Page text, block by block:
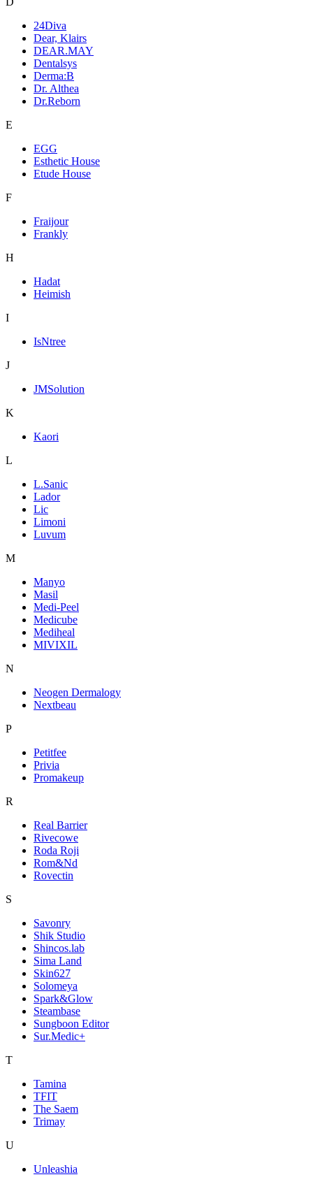
24Diva
Dear, Klairs
DEAR.MAY
Dentalsys
Derma:B
Dr. Althea
Dr.Reborn
E
EGG
Esthetic House
Etude House
F
Fraijour
Frankly
H
Hadat
Heimish
I
IsNtree
J
JMSolution
K
Kaori
L
L.Sanic
Lador
Lic
Limoni
Luvum
M
Manyo
Masil
Medi-Peel
Medicube
Mediheal
MIVIXIL
N
Neogen Dermalogy
Nextbeau
P
Petitfee
Privia
Promakeup
R
Real Barrier
Rivecowe
Roda Roji
Rom&Nd
Rovectin
S
Savonry
Shik Studio
Shincos.lab
Sima Land
Skin627
Solomeya
Spark&Glow
Steambase
Sungboon Editor
Sur.Medic+
T
Tamina
TFIT
The Saem
Trimay
U
Unleashia